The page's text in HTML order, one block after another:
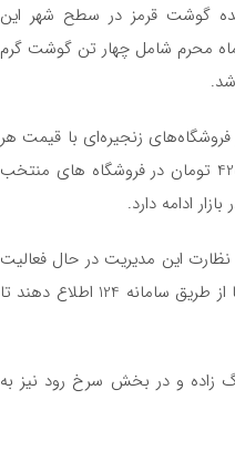
گوشت قرمز در سطح شهر این
تنظیم بازاری ویژه ماه محرم شامل چهار تن گوشت گرم
زنجیره‌ای با قیمت هر
کیلوگوشت گوساله 299 هزار تومان، مرغ منجمد 65700 تومان و شکر نیز با قیمت 42500 تومان در فروشگاه های منتخب
ادامه دارد.
نظارت این مدیریت در حال فعالیت
است، گفت: مردم می‌توانند گزارش تخلفات صنفی را به بازرسان اتاق اصناف گزارش و یا از طریق سامانه 124 اطلاع دهند تا
زاده و در بخش سرخ رود نیز به